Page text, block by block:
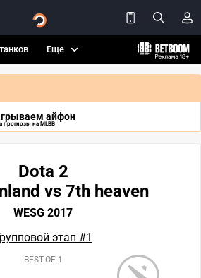
Еще
айфон
прогнозы на MLBB
Dota 2
vs 7th heaven
WESG 2017
этап #1
BEST-OF-1